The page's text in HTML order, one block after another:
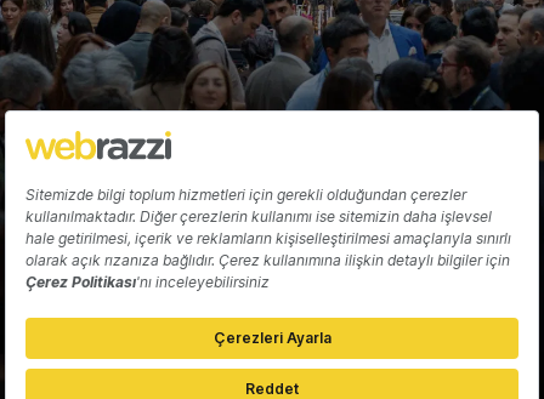
Hakkında Yazarlar
Katkıda Bulun Reklam